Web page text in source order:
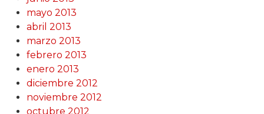
mayo 2013
abril 2013
marzo 2013
febrero 2013
enero 2013
diciembre 2012
noviembre 2012
octubre 2012